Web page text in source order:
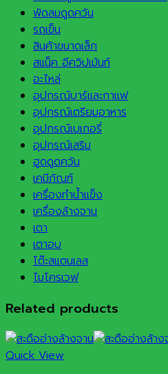
พัดลมดูดควัน
รถเข็น
สินค้าขนาดเล็ก
สแน็ค อีควิปเม้นท์
อะไหล่
อุปกรณ์บาร์และกาแฟ
อุปกรณ์เตรียมอาหาร
อุปกรณ์เบเกอรี่
อุปกรณ์เสริม
ฮูดดูดควัน
เคมีภัณฑ์
เครื่องทำน้ำแข็ง
เครื่องล้างจาน
เตา
เตาอบ
โต๊ะสแตนเลส
ไมโครเวฟ
Related products
Quick View